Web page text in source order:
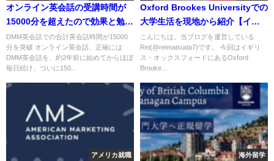
オンライン英会話の受講時間が
15000分を超えたので効果と勉強
方法をまとめてみた
DMM英会話での合計英会話時間が15000
分を突破 オンライン英会話、正確には
DMM英会話を、約2年前に始めてからほぼ
毎日続け、ついに150...
Oxford Brookes Universityでの
大学生活を現地から紹介【イギ
リス大学院留学】
こんにちは。当ブログを運営している
Rei(@reimatsuda7)です。 今回はイギリ
ス・オックスフォードにあるOxford
Brooke...
アメリカ就職 海外留学